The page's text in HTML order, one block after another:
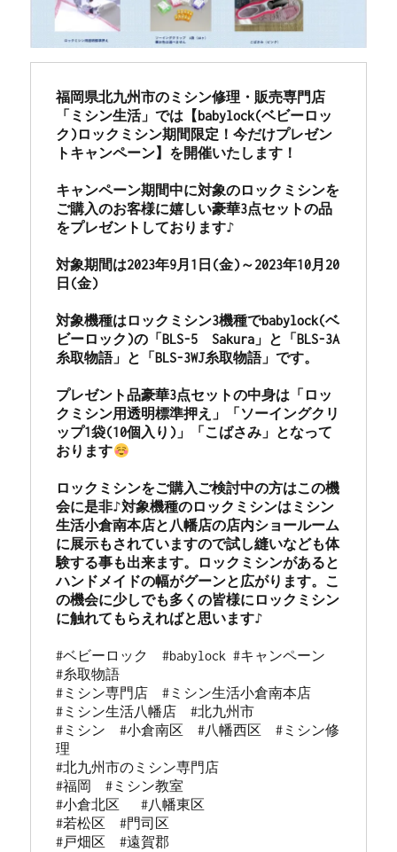
福岡県北九州市のミシン修理・販売専門店
「ミシン生活」では【babylock(ベビーロッ
ク)ロックミシン期間限定！今だけプレゼン
トキャンペーン】を開催いたします！
キャンペーン期間中に対象のロックミシンを
ご購入のお客様に嬉しい豪華3点セットの品
をプレゼントしております♪
対象期間は2023年9月1日(金)～2023年10月20
日(金)
対象機種はロックミシン3機種でbabylock(ベ
ビーロック)の「BLS-5　Sakura」と「BLS-3A
糸取物語」と「BLS-3WJ糸取物語」です。
プレゼント品豪華3点セットの中身は「ロッ
クミシン用透明標準押え」「ソーイングクリ
ップ1袋(10個入り)」「こばさみ」となって
おります
ロックミシンをご購入ご検討中の方はこの機
会に是非♪対象機種のロックミシンはミシン
生活小倉南本店と八幡店の店内ショールーム
に展示もされていますので試し縫いなども体
験する事も出来ます。ロックミシンがあると
ハンドメイドの幅がグーンと広がります。こ
の機会に少しでも多くの皆様にロックミシン
に触れてもらえればと思います♪
#ベビーロック　#babylock #キャンペーン
#糸取物語
#ミシン専門店  #ミシン生活小倉南本店
#ミシン生活八幡店  #北九州市
#ミシン  #小倉南区  #八幡西区  #ミシン修
理
#北九州市のミシン専門店
#福岡  #ミシン教室
#小倉北区   #八幡東区
#若松区  #門司区
#戸畑区  #遠賀郡